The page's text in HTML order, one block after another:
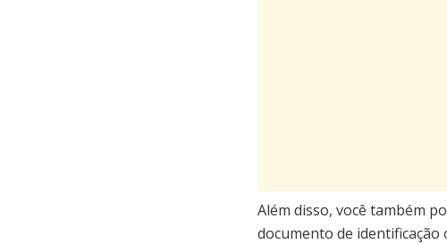
Além disso, você também
documento de identificação